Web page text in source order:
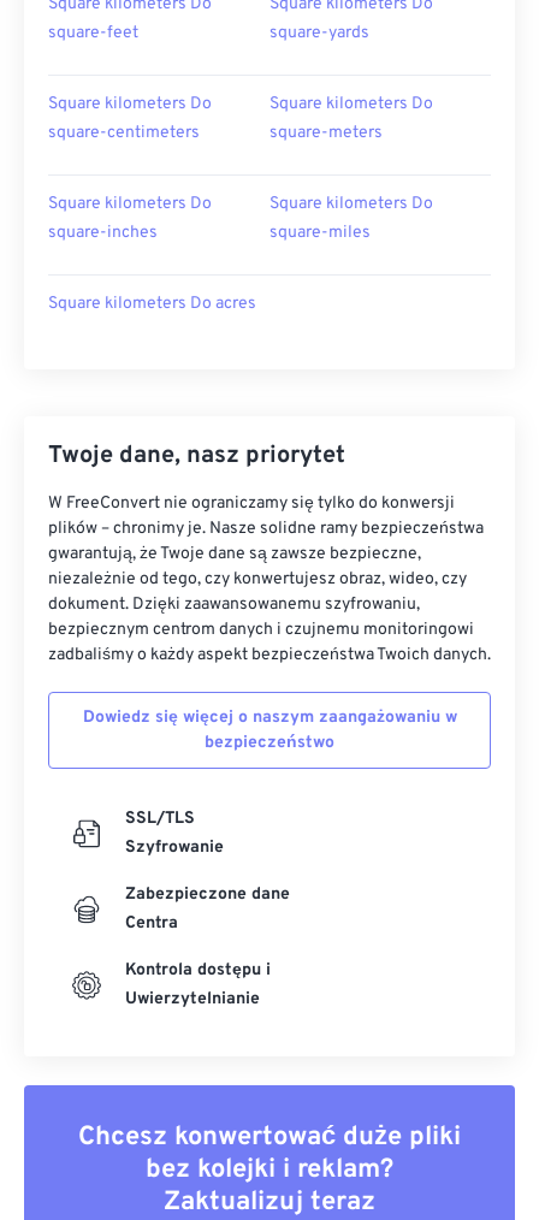
Square kilometers Do
square-feet
Square kilometers Do
square-yards
Square kilometers Do
square-centimeters
Square kilometers Do
square-meters
Square kilometers Do
square-inches
Square kilometers Do
square-miles
Square kilometers Do acres
Twoje dane, nasz priorytet
W FreeConvert nie ograniczamy się tylko do konwersji
plików – chronimy je. Nasze solidne ramy bezpieczeństwa
gwarantują, że Twoje dane są zawsze bezpieczne,
niezależnie od tego, czy konwertujesz obraz, wideo, czy
dokument. Dzięki zaawansowanemu szyfrowaniu,
bezpiecznym centrom danych i czujnemu monitoringowi
zadbaliśmy o każdy aspekt bezpieczeństwa Twoich danych.
Dowiedz się więcej o naszym zaangażowaniu w
bezpieczeństwo
SSL/TLS
Szyfrowanie
Zabezpieczone dane
Centra
Kontrola dostępu i
Uwierzytelnianie
Chcesz konwertować duże pliki
bez kolejki i reklam?
Zaktualizuj teraz